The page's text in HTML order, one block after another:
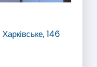
146